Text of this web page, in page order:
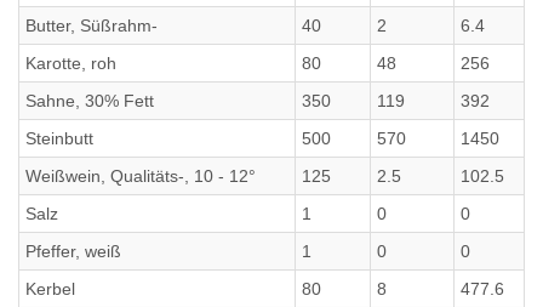
Butter, Süßrahm-
40 2 6.4
Karotte, roh
80 48 256
Sahne, 30% Fett
350 119 392
Steinbutt
500 570 1450
Weißwein, Qualitäts-, 10 - 12°
125 2.5 102.5
Salz
1 0 0
Pfeffer, weiß
1 0 0
Kerbel
80 8 477.6